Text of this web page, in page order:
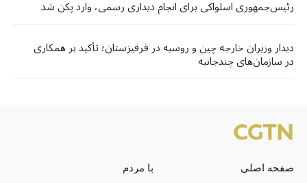
رئیس‌جمهوری اسلواکی برای انجام دیداری رسمی، وارد پکن شد
دیدار وزیران خارجه چین و روسیه در قرقیزستان؛ تأکید بر همکاری
در سازمان‌های چندجانبه
صفحه اصلی
با مردم